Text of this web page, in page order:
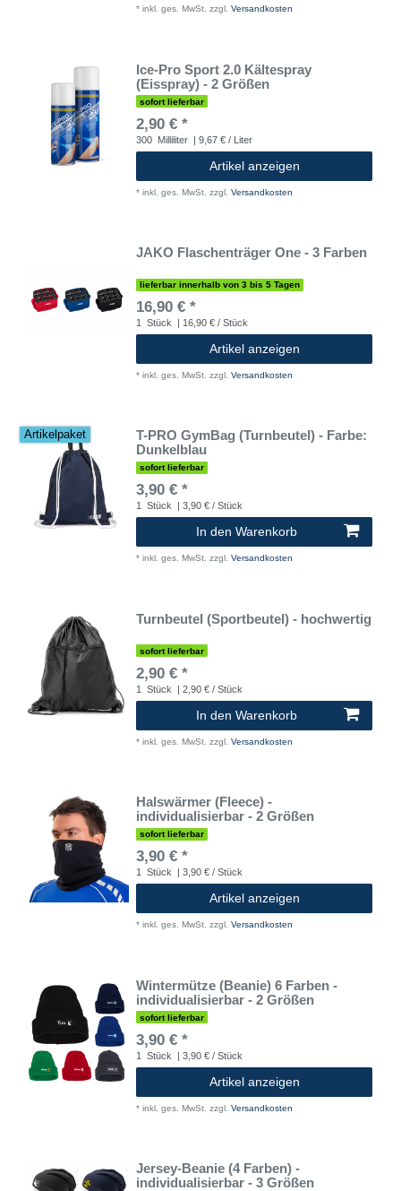
* inkl. ges. MwSt. zzgl. Versandkosten
Ice-Pro Sport 2.0 Kältespray
(Eisspray) - 2 Größen
sofort lieferbar
2,90 € *
300 Milliliter | 9,67 € / Liter
Artikel anzeigen
* inkl. ges. MwSt. zzgl. Versandkosten
JAKO Flaschenträger One - 3 Farben
lieferbar innerhalb von 3 bis 5 Tagen
16,90 € *
1 Stück | 16,90 € / Stück
Artikel anzeigen
* inkl. ges. MwSt. zzgl. Versandkosten
Artikelpaket
T-PRO GymBag (Turnbeutel) - Farbe:
Dunkelblau
sofort lieferbar
3,90 € *
1 Stück | 3,90 € / Stück
In den Warenkorb
* inkl. ges. MwSt. zzgl. Versandkosten
Turnbeutel (Sportbeutel) - hochwertig
sofort lieferbar
2,90 € *
1 Stück | 2,90 € / Stück
In den Warenkorb
* inkl. ges. MwSt. zzgl. Versandkosten
Halswärmer (Fleece) -
individualisierbar - 2 Größen
sofort lieferbar
3,90 € *
1 Stück | 3,90 € / Stück
Artikel anzeigen
* inkl. ges. MwSt. zzgl. Versandkosten
Wintermütze (Beanie) 6 Farben -
individualisierbar - 2 Größen
sofort lieferbar
3,90 € *
1 Stück | 3,90 € / Stück
Artikel anzeigen
* inkl. ges. MwSt. zzgl. Versandkosten
Jersey-Beanie (4 Farben) -
individualisierbar - 3 Größen